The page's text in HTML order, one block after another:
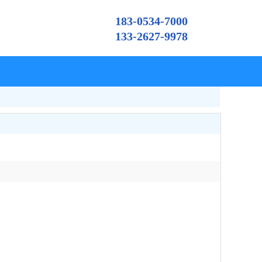
183-0534-7000
133-2627-9978